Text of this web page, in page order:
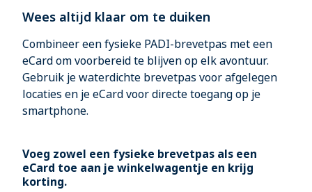
Wees altijd klaar om te duiken
Combineer een fysieke PADI-brevetpas met een
eCard om voorbereid te blijven op elk avontuur.
Gebruik je waterdichte brevetpas voor afgelegen
locaties en je eCard voor directe toegang op je
smartphone.
Voeg zowel een fysieke brevetpas als een
eCard toe aan je winkelwagentje en krijg
korting.